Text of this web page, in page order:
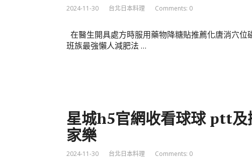
2024-11-30 台北日本料理 Comments: 0
在醫生開具處方時服用藥物降糖貼推薦化唐消穴
班族最強懶人減肥法 …
星城h5官網收看球球 ptt及
家樂
2024-11-30 台北日本料理 Comments: 0